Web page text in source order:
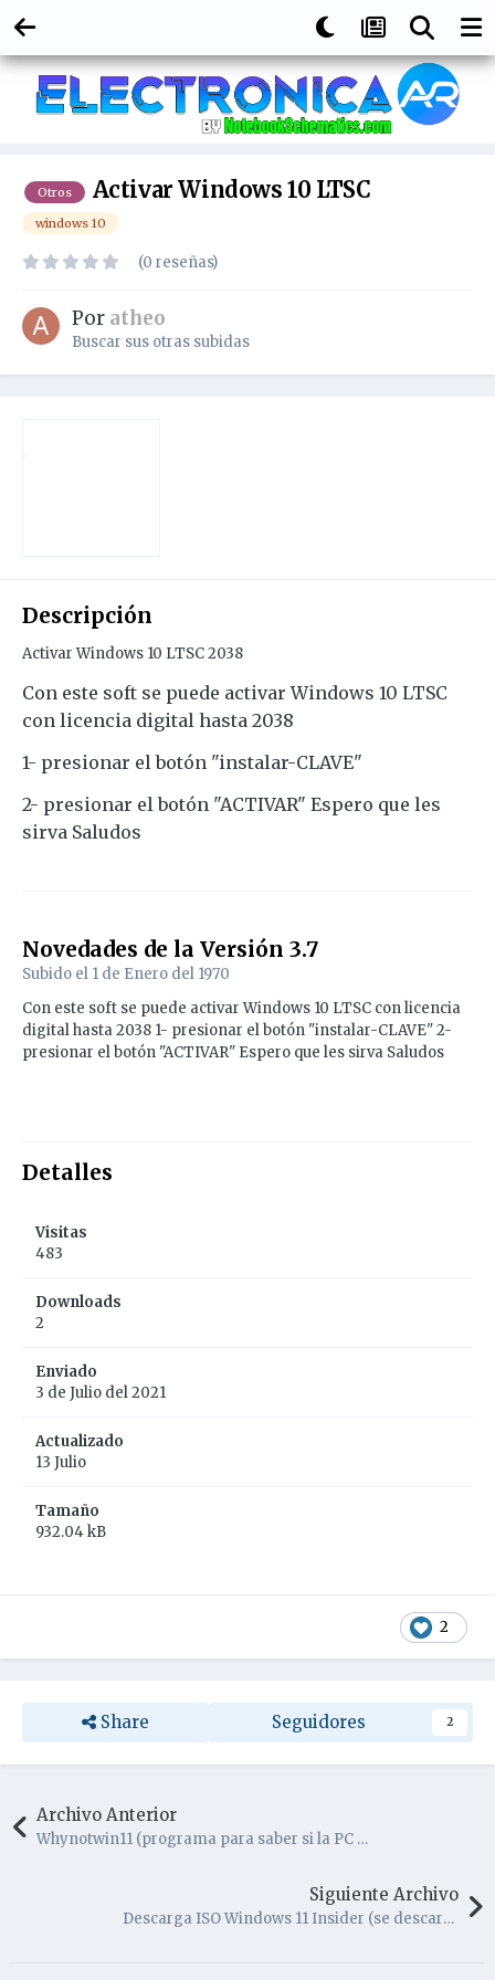
Otros Activar Windows 10 LTSC
windows 10
(0 reseñas)
Por atheo
Buscar sus otras subidas
Descripción
Activar Windows 10 LTSC 2038
Con este soft se puede activar Windows 10 LTSC
con licencia digital hasta 2038
1- presionar el botón "instalar-CLAVE"
2- presionar el botón "ACTIVAR" Espero que les
sirva Saludos
Novedades de la Versión 3.7
Subido el 1 de Enero del 1970
Con este soft se puede activar Windows 10 LTSC con licencia
digital hasta 2038 1- presionar el botón "instalar-CLAVE" 2-
presionar el botón "ACTIVAR" Espero que les sirva Saludos
Detalles
Visitas
483
Downloads
2
Enviado
3 de Julio del 2021
Actualizado
13 Julio
Tamaño
932.04 kB
2
Share Seguidores 2
Archivo Anterior
Whynotwin11 (programa para saber si la PC soporta la instalación de Windows 11 Oficial)
Siguiente Archivo
Descarga ISO Windows 11 Insider (se descarga desde los servidores de Microsoft)